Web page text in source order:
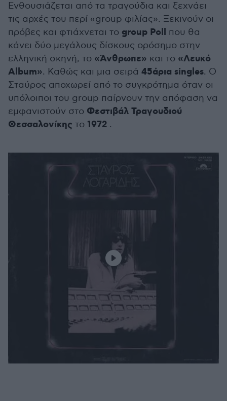
Ενθουσιάζεται από τα τραγούδια και ξεχνάει
τις αρχές του περί «group φιλίας». Ξεκινούν οι
πρόβες και φτιάχνεται το group Poll που θα
κάνει δύο μεγάλους δίσκους ορόσημο στην
ελληνική σκηνή, το «Άνθρωπε» και το «Λευκό
Album». Καθώς και μια σειρά 45άρια singles. Ο
Σταύρος αποχωρεί από το συγκρότημα όταν οι
υπόλοιποι του group παίρνουν την απόφαση να
εμφανιστούν στο Φεστιβάλ Τραγουδιού
Θεσσαλονίκης το 1972 .